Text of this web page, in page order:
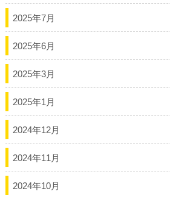
2025年7月
2025年6月
2025年3月
2025年1月
2024年12月
2024年11月
2024年10月